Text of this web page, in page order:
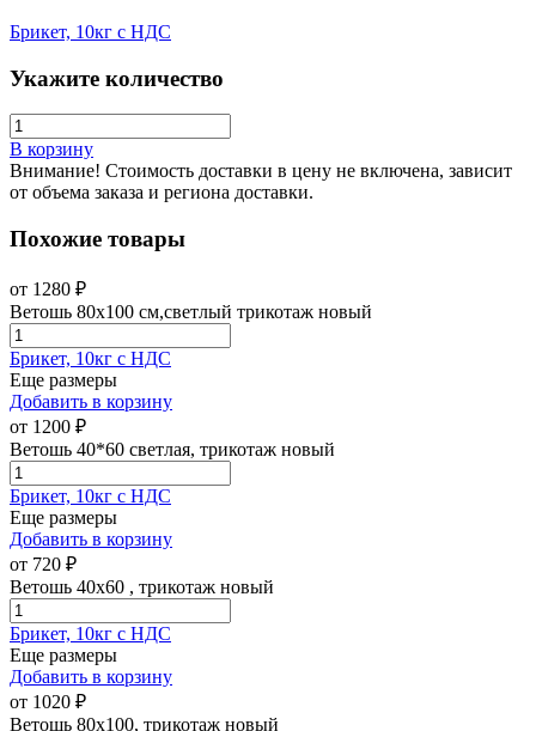
Брикет, 10кг с НДС
Укажите количество
В корзину
Внимание! Стоимость доставки в цену не включена, зависит
от объема заказа и региона доставки.
Похожие товары
от 1280 ₽
Ветошь 80х100 см,светлый трикотаж новый
Брикет, 10кг с НДС
Еще размеры
Добавить в корзину
от 1200 ₽
Ветошь 40*60 светлая, трикотаж новый
Брикет, 10кг с НДС
Еще размеры
Добавить в корзину
от 720 ₽
Ветошь 40х60 , трикотаж новый
Брикет, 10кг с НДС
Еще размеры
Добавить в корзину
от 1020 ₽
Ветошь 80х100, трикотаж новый